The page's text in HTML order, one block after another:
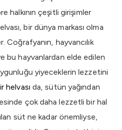
halkının çeşitli girişimler
bir dünya markası olma
Coğrafyanın, hayvancılık
bu hayvanlardan elde edilen
yiyeceklerin lezzetini
helvası da, sütün yağından
çok daha lezzetli bir hal
süt ne kadar önemliyse,